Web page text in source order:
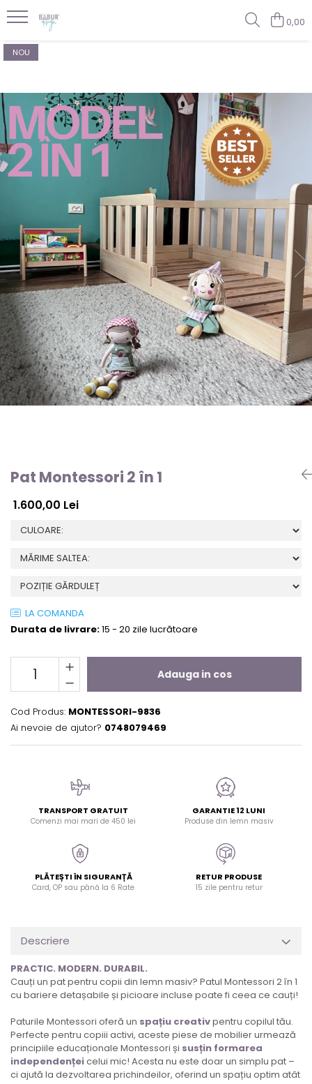
0,00
Pat Montessori 2 în 1
NOU
1.600,00 Lei
LA COMANDA
Durata de livrare:15 - 20 zile lucrătoare
Adauga in cos
Cod Produs: MONTESSORI-9836
Ai nevoie de ajutor? 0748079469
TRANSPORT GRATUIT
Comenzi mai mari de 450 lei
GARANTIE 12 LUNI
Produse din lemn masiv
PLĂTEȘTI ÎN SIGURANȚĂ
Card, OP sau până la 6 Rate
RETUR PRODUSE
15 zile pentru retur
Descriere
PRACTIC. MODERN. DURABIL.
Cauți un pat pentru copii din lemn masiv? Patul Montessori 2 în 1
cu bariere detașabile și picioare incluse poate fi ceea ce cauți!
Paturile Montessori oferă un spațiu creativpentru copilul tău.
Perfecte pentru copiii activi, aceste piese de mobilier urmează
principiile educaționale Montessori și susțin formarea
independențeicelui mic! Acesta nu este doar un simplu pat –
ci ajută la dezvoltarea prichindeilor, oferind un spațiu optim atât